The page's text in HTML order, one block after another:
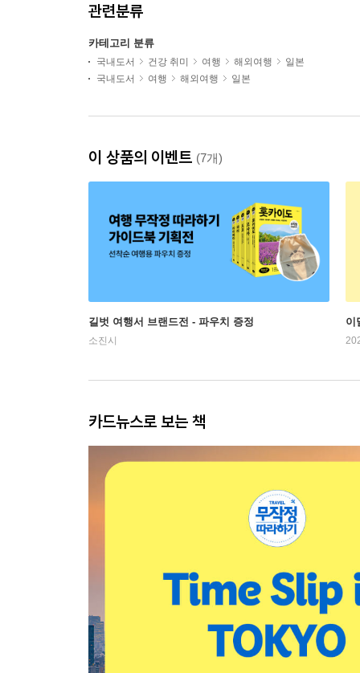
관련분류
카테고리 분류
국내도서 건강 취미 여행 해외여행
일본
국내도서
여행 해외여행 일본
이 상품의 이벤트 (7개)
길벗 여행서 브랜드전 - 파우치 증정
소진시
이
카드뉴스로 보는 책